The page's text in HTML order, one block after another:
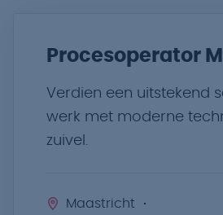
Procesoperator
Verdien een uitstekend
werk met moderne
zuivel.
Maastricht